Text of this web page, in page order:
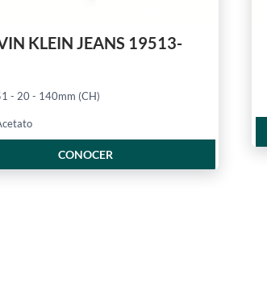
KLEIN JEANS 19513-
- 20 - 140mm (CH)
CONOCER